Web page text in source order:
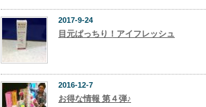
2017-9-24
目元ぱっちり！アイフレッシュ
2016-12-7
お得な情報 第４弾♪